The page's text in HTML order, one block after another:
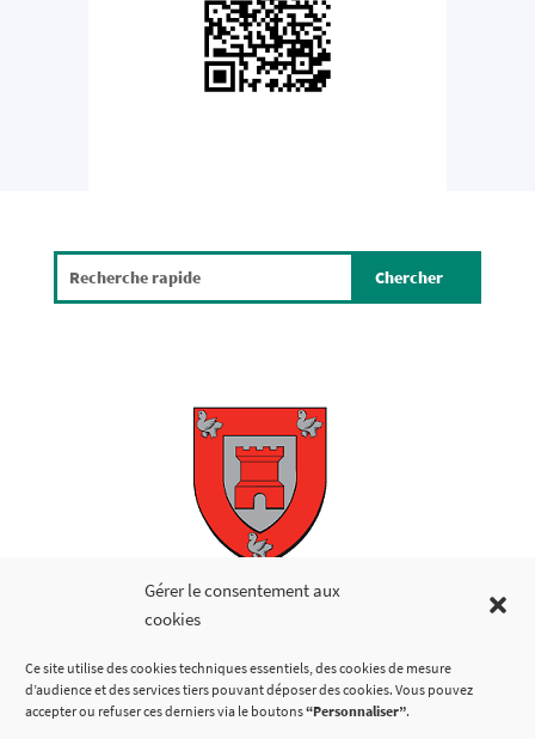
Gérer le consentement aux
cookies
Ce site utilise des cookies techniques essentiels, des cookies de mesure
d’audience et des services tiers pouvant déposer des cookies. Vous pouvez
accepter ou refuser ces derniers via le boutons“Personnaliser”.
Copyright © 2026